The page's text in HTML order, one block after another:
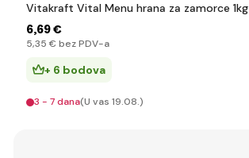
Vitakraft Vital Menu hrana za zamorce 1kg
6,69 €
5,35 € bez PDV-a
+ 6 bodova
3 - 7 dana(U vas 19.08.)